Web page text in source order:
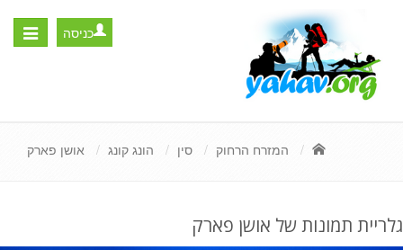
Toggle
כניסה
המזרח הרחוק סין הונג קונג אושן פארק
גלריית תמונות של אושן פארק